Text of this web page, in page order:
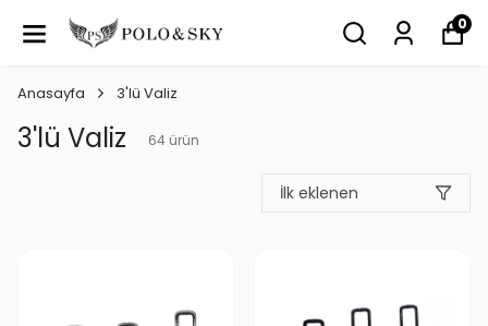
0
Anasayfa 3'lü Valiz
3'lü Valiz 64 ürün
İlk eklenen